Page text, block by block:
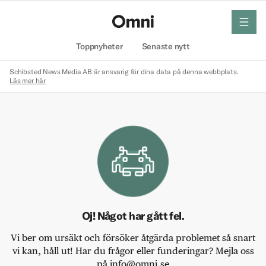
Toppnyheter Senaste nytt
meny
Schibsted News Media AB är ansvarig för dina data på denna webbplats.
Läs mer här
Oj! Något har gått fel.
Vi ber om ursäkt och försöker åtgärda problemet så snart
vi kan, håll ut! Har du frågor eller funderingar? Mejla oss